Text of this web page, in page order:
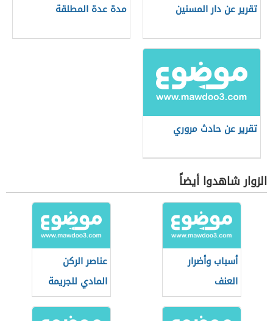
تقرير عن دار المسنين مدة عدة المطلقة
تقرير عن حادث مروري
الزوار شاهدوا أيضاً
أسباب وأضرار
العنف
عناصر الركن
المادي للجريمة